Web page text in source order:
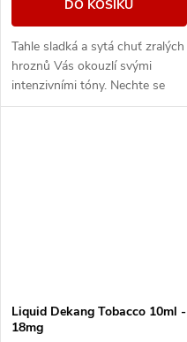
DO KOŠÍKU
Tahle sladká a sytá chuť zralých
hroznů Vás okouzlí svými
intenzivními tóny. Nechte se
unést plnou a neskutečně
Liquid Dekang Tobacco 10ml -
18mg